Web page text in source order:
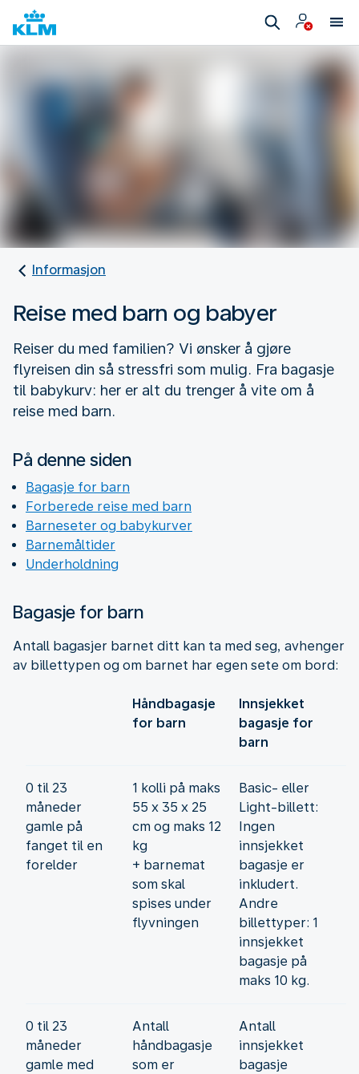
Informasjon
Reise med barn og babyer
Reiser du med familien? Vi ønsker å gjøre
flyreisen din så stressfri som mulig. Fra bagasje
til babykurv: her er alt du trenger å vite om å
reise med barn.
På denne siden
Bagasje for barn
Forberede reise med barn
Barneseter og babykurver
Barnemåltider
Underholdning
Bagasje for barn
Antall bagasjer barnet ditt kan ta med seg, avhenger
av billettypen og om barnet har egen sete om bord:
Håndbagasje
for barn
Innsjekket
bagasje for
barn
0 til 23
måneder
gamle på
fanget til en
forelder
1 kolli på maks
55 x 35 x 25
cm og maks 12
kg
+ barnemat
som skal
spises under
flyvningen
Basic- eller
Light-billett:
Ingen
innsjekket
bagasje er
inkludert.
Andre
billettyper: 1
innsjekket
bagasje på
maks 10 kg.
0 til 23
måneder
gamle med
Antall
håndbagasje
som er
Antall
innsjekket
bagasje